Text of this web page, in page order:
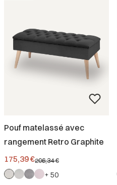
Pouf matelassé avec
rangement Retro Graphite
Prix promotionnel
175,39 €206,34 €
+ 50